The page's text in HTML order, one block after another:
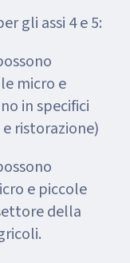
gli assi 4 e 5:
micro e
in specifici
ristorazione)
e piccole
della